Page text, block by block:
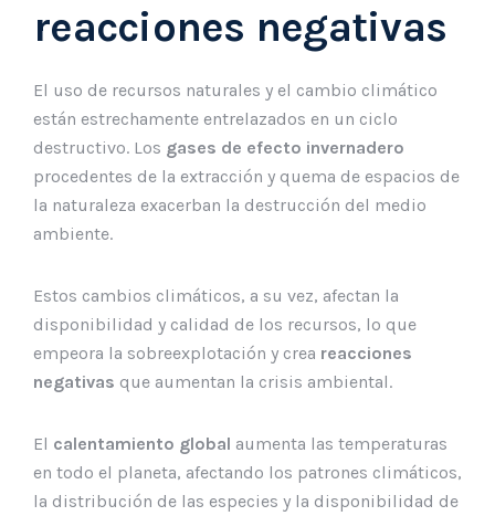
reacciones negativas
El uso de recursos naturales y el cambio climático
están estrechamente entrelazados en un ciclo
destructivo. Los gases de efecto invernadero
procedentes de la extracción y quema de espacios de
la naturaleza exacerban la destrucción del medio
ambiente.
Estos cambios climáticos, a su vez, afectan la
disponibilidad y calidad de los recursos, lo que
empeora la sobreexplotación y crea reacciones
negativas que aumentan la crisis ambiental.
El calentamiento global aumenta las temperaturas
en todo el planeta, afectando los patrones climáticos,
la distribución de las especies y la disponibilidad de